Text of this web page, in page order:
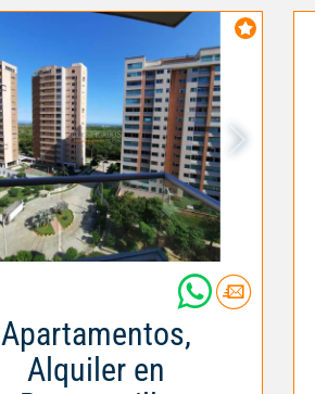
Apartamentos,
Alquiler en